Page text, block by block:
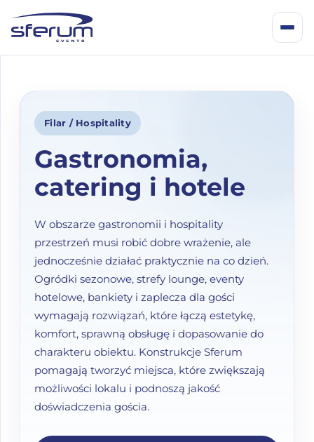
Home
Oferta
Branże
Galeria
FAQ
Kontakt
Polski
Filar / Hospitality
Gastronomia,
catering i hotele
W obszarze gastronomii i hospitality
przestrzeń musi robić dobre wrażenie, ale
jednocześnie działać praktycznie na co dzień.
Ogródki sezonowe, strefy lounge, eventy
hotelowe, bankiety i zaplecza dla gości
wymagają rozwiązań, które łączą estetykę,
komfort, sprawną obsługę i dopasowanie do
charakteru obiektu. Konstrukcje Sferum
pomagają tworzyć miejsca, które zwiększają
możliwości lokalu i podnoszą jakość
doświadczenia gościa.